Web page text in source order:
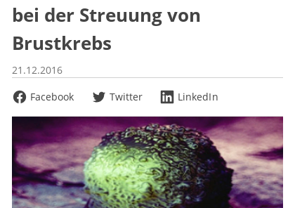
bei der Streuung von
Brustkrebs
21.12.2016
Facebook
Twitter LinkedIn